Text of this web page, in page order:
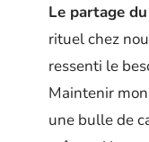
Le partage
rituel chez
ressenti le
Maintenir
une bulle de